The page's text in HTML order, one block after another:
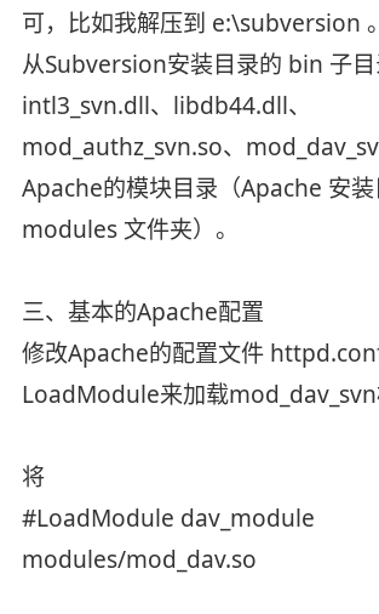
可，比如我解压到 e:\subversion 。
从Subversion安装目录的 bin 子
intl3_svn.dll、libdb44.dll、
mod_authz_svn.so、
Apache的模块目录（Apache 安装
modules 文件夹）。
三、基本的Apache配置
修改Apache的配置文件
LoadModule来加载mod_dav_svn
将
#LoadModule dav_module
modules/mod_dav.so